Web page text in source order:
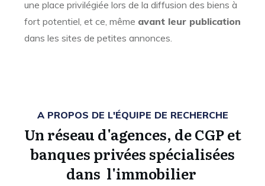
une place privilégiée lors de la diffusion des biens à
fort potentiel, et ce, même avant leur publication
dans les sites de petites annonces.
A PROPOS DE L'ÉQUIPE DE RECHERCHE
Un réseau d'agences, de CGP et
banques privées spécialisées
dans l'immobilier